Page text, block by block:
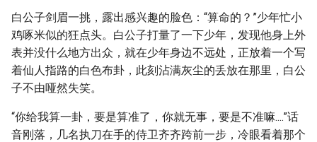
白公子剑眉一挑，露出感兴趣的脸色：“算命的？”少年忙小
鸡啄米似的狂点头。白公子打量了一下少年，发现他身上外
表并没什么地方出众，就在少年身边不远处，正放着一个写
着仙人指路的白色布卦，此刻沾满灰尘的丢放在那里，白公
子不由哑然失笑。
“你给我算一卦，要是算准了，你就无事，要是不准嘛....”话
音刚落，几名执刀在手的侍卫齐齐跨前一步，冷眼看着那个